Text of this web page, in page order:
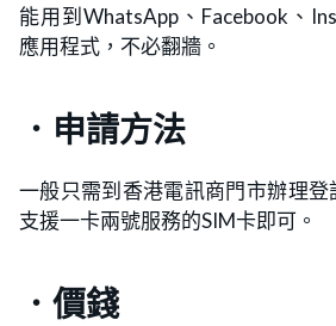
能用到WhatsApp、Facebook、
應用程式，不必翻牆。
．申請方法
一般只需到香港電訊商門市辦理
支援一卡兩號服務的SIM卡即可。
．價錢